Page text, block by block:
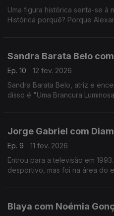
Uma figura histórica senta-se à
Histórica porquê? Porque
Sandra Barata Belo
Ep. 10
12 fev. 2026
Sandra Barata Belo, atriz e
disso é "Uma Brancura
Jorge Gabriel com
Ep. 9
11 fev. 2026
Entrou para a televisão em
desportivo, mas foi na área do
Blaya com Noémia